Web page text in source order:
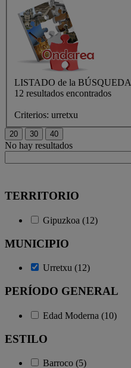
LISTADO de la BÚSQUEDA
12 resultados encontrados
Criterios: urretxu
No hay resultados
TERRITORIO
Gipuzkoa (12)
MUNICIPIO
Urretxu (12)
PERÍODO GENERAL
Edad Moderna (10)
ESTILO
Barroco (5)